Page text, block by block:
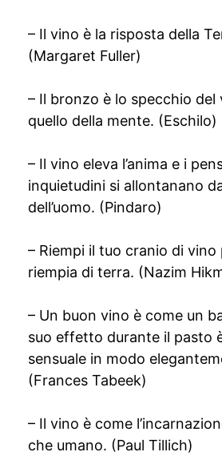
– Il vino è la risposta della
(Margaret Fuller)
– Il bronzo è lo specchio del
quello della mente. (Eschilo)
– Il vino eleva l’anima e i
inquietudini si allontanano
dell’uomo. (Pindaro)
– ‎Riempi il tuo cranio di vino
riempia di terra. (Nazim
– Un buon vino è come un
suo effetto durante il pasto
sensuale in modo
(Frances Tabeek)
– Il vino è come
che umano. (Paul Tillich)